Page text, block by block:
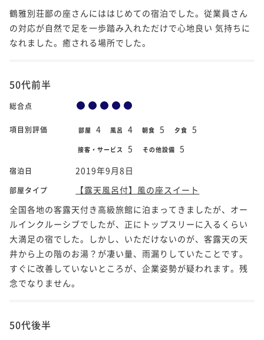
鶴雅別荘鄙の座さんにははじめての宿泊でした。従業員さん
の対応が自然で足を一歩踏み入れただけで心地良い 気持ちに
なれました。癒される場所でした。
50代前半
総合点
項目別評価 部屋 4 風呂 4 朝食 5 夕食 5
接客・サービス 5 その他設備 5
宿泊日 2019年9月8日
部屋タイプ
【露天風呂付】風の座スイート
全国各地の客露天付き高級旅館に泊まってきましたが、オー
ルインクルーシブでしたが、正にトップスリーに入るくらい
大満足の宿でした。しかし、いただけないのが、客露天の天
井から上の階のお湯？が凄い量、雨漏りしていたことです。
すぐに改善していないところが、企業姿勢が疑われます。残
念でなりません。
50代後半